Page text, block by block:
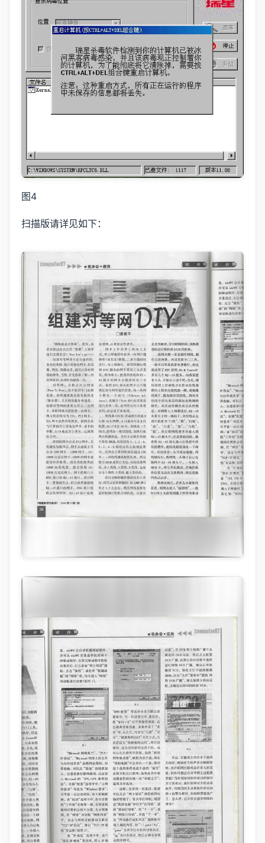
图4
扫描版请详见如下：